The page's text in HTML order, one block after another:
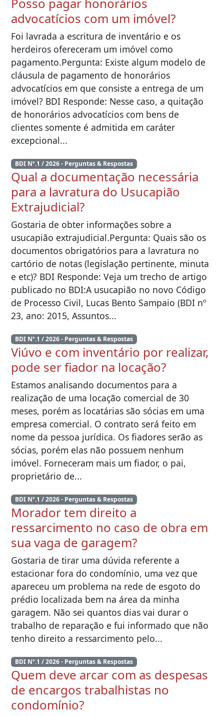
advocatícios com um imóvel?
Foi lavrada a escritura de inventário e os
herdeiros ofereceram um imóvel como
pagamento.Pergunta: Existe algum modelo de
cláusula de pagamento de honorários
advocatícios em que consiste a entrega de um
imóvel? BDI Responde: Nesse caso, a quitação
de honorários advocatícios com bens de
clientes somente é admitida em caráter
excepcional...
BDI Nº.1 / 2026 - Perguntas & Respostas
Qual a documentação necessária
para a lavratura do Usucapião
Extrajudicial?
Gostaria de obter informações sobre a
usucapião extrajudicial.Pergunta: Quais são os
documentos obrigatórios para a lavratura no
cartório de notas (legislação pertinente, minuta
e etc)? BDI Responde: Veja um trecho de artigo
publicado no BDI:A usucapião no novo Código
de Processo Civil, Lucas Bento Sampaio (BDI nº
23, ano: 2015, Assuntos...
BDI Nº.1 / 2026 - Perguntas & Respostas
Viúvo e com inventário por realizar,
pode ser fiador na locação?
Estamos analisando documentos para a
realização de uma locação comercial de 30
meses, porém as locatárias são sócias em uma
empresa comercial. O contrato será feito em
nome da pessoa jurídica. Os fiadores serão as
sócias, porém elas não possuem nenhum
imóvel. Forneceram mais um fiador, o pai,
proprietário de...
BDI Nº.1 / 2026 - Perguntas & Respostas
Morador tem direito a
ressarcimento no caso de obra em
sua vaga de garagem?
Gostaria de tirar uma dúvida referente a
estacionar fora do condomínio, uma vez que
apareceu um problema na rede de esgoto do
prédio localizada bem na área da minha
garagem. Não sei quantos dias vai durar o
trabalho de reparação e fui informado que não
tenho direito a ressarcimento pelo...
BDI Nº.1 / 2026 - Perguntas & Respostas
Quem deve arcar com as despesas
de encargos trabalhistas no
condomínio?